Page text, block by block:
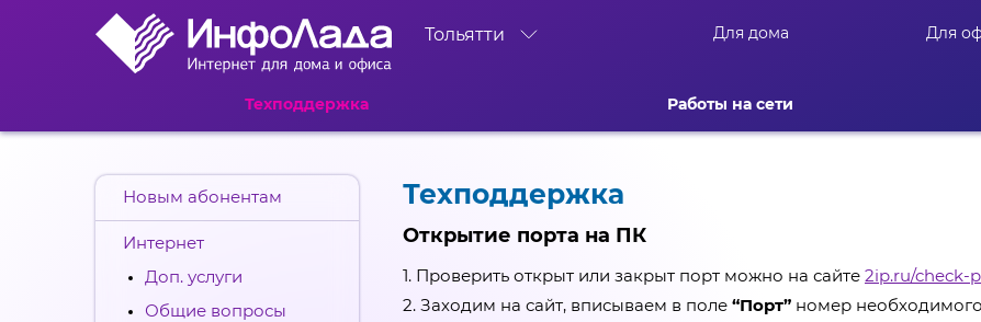
Тольятти Для дома Для
Техподдержка Работы на сети
Новым абонентам
Интернет
Доп. услуги
Общие вопросы
Техподдержка
Открытие порта на ПК
1. Проверить открыт или закрыт порт можно на сайте 2ip.ru/check-
2. Заходим на сайт, вписываем в поле “Порт” номер